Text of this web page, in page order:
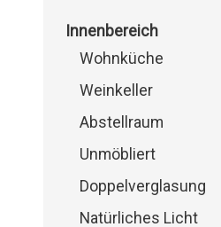
Innenbereich
Wohnküche
Weinkeller
Abstellraum
Unmöbliert
Doppelverglasung
Natürliches Licht